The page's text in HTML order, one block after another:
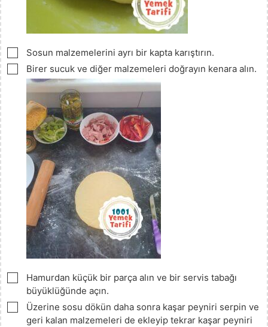
▢
Sosun malzemelerini ayrı bir kapta karıştırın.
▢
Birer sucuk ve diğer malzemeleri doğrayın kenara alın.
▢
Hamurdan küçük bir parça alın ve bir servis tabağı
büyüklüğünde açın.
▢
Üzerine sosu dökün daha sonra kaşar peyniri serpin ve
geri kalan malzemeleri de ekleyip tekrar kaşar peyniri